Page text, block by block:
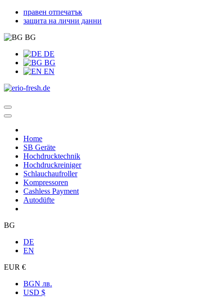
правен отпечатък
защита на лични данни
BG
DE
BG
EN
Home
SB Geräte
Hochdrucktechnik
Hochdruckreiniger
Schlauchaufroller
Kompressoren
Cashless Payment
Autodüfte
BG
DE
EN
EUR €
BGN лв.
USD $